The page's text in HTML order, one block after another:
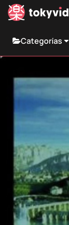
Categorías